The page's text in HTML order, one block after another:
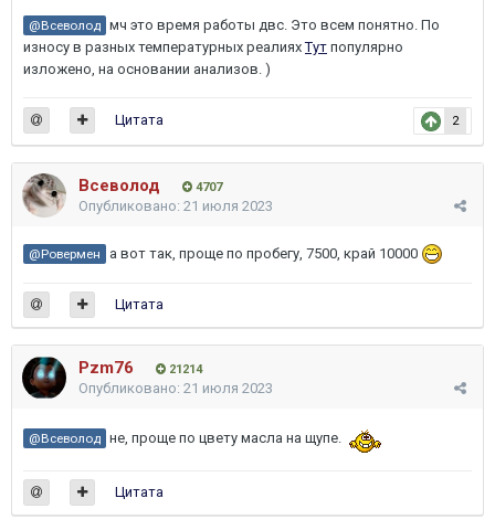
@Всеволод мч это время работы двс. Это всем понятно. По
износу в разных температурных реалияхТут популярно
изложено, на основании анализов. )
2
Цитата
Всеволод 4707
Опубликовано: 21 июля 2023
@Ровермен а вот так, проще по пробегу, 7500, край 10000
Цитата
Pzm76 21214
Опубликовано: 21 июля 2023
@Всеволод не, проще по цвету масла на щупе.
Цитата